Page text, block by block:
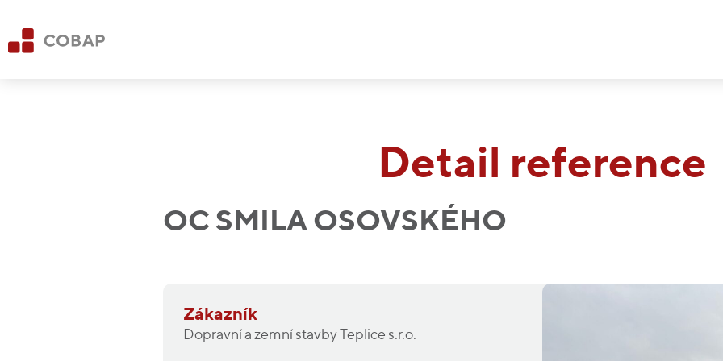
Detail reference
OC SMILA OSOVSKÉHO
Zákazník
Dopravní a zemní stavby Teplice s.r.o.